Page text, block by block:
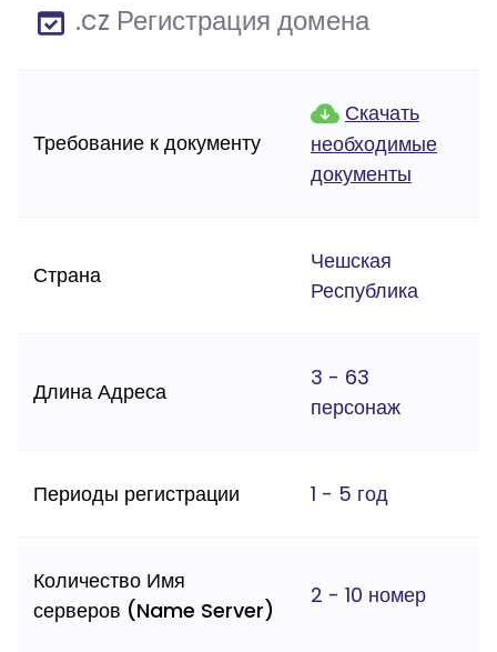
.cz Регистрация домена
Требование к документу
Скачать
необходимые
документы
Страна
Чешская
Республика
Длина Адреса
3 - 63
персонаж
Периоды регистрации 1 - 5 год
Количество Имя
серверов (Name Server)
2 - 10 номер